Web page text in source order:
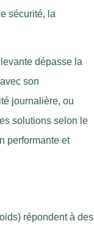
sécurité, la
dépasse la
son
journalière, ou
solutions selon le
performante et
répondent à des